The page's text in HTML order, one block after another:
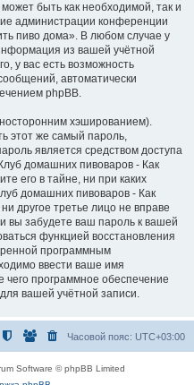
быть как необходимой, так и
администрации конференции
пиво дома». В любом случае у
из вашей учётной
у вас есть возможность
автоматически
phpBB.
хэшированием).
этот же самый пароль,
является средством доступа
домашних пивоваров - Как
его в тайне, ни при каких
домашних пивоваров - Как
другое третье лицо не вправе
вы забудете ваш пароль к вашей
функцией восстановления
программным
ввести ваше имя
чего программное обеспечение
вашей учётной записи.
Часовой пояс: UTC+03:00
Software © phpBB Limited